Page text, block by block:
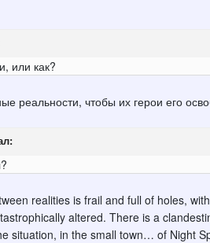
или как?
реальности, чтобы их герои его
realities is frail and full of holes,
altered. There is a
situation, in the small town… of Night